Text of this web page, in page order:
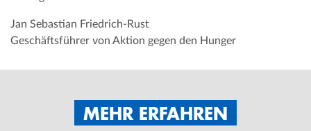
Jan Sebastian Friedrich-Rust
Geschäftsführer von Aktion gegen den Hunger
MEHR ERFAHREN